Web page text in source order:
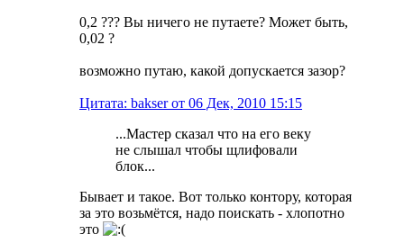
0,2 ??? Вы ничего не путаете? Может быть,
0,02 ?
возможно путаю, какой допускается зазор?
Цитата: bakser от 06 Дек, 2010 15:15
...Мастер сказал что на его веку
не слышал чтобы щлифовали
блок...
Бывает и такое. Вот только контору, которая
за это возьмётся, надо поискать - хлопотно
это